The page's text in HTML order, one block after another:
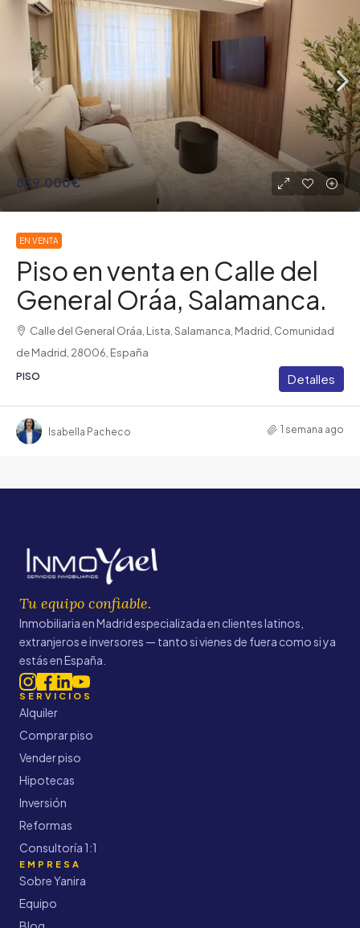
839.000€
EN VENTA
Piso en venta en Calle del
General Oráa, Salamanca.
Calle del General Oráa, Lista, Salamanca, Madrid, Comunidad
de Madrid, 28006, España
PISO Detalles
Isabella Pacheco 1 semana ago
Tu equipo confiable.
Inmobiliaria en Madrid especializada en clientes latinos,
extranjeros e inversores — tanto si vienes de fuera como si ya
estás en España.
SERVICIOS
Alquiler
Comprar piso
Vender piso
Hipotecas
Inversión
Reformas
Consultoría 1:1
EMPRESA
Sobre Yanira
Equipo